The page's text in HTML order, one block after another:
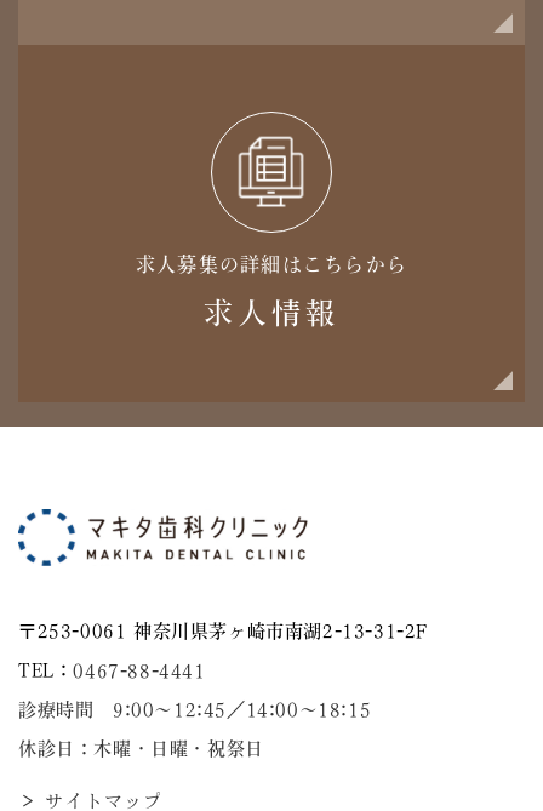
求人募集の詳細はこちらから
求人情報
〒253-0061 神奈川県茅ヶ崎市南湖2-13-31-2F
TEL：0467-88-4441
診療時間 9:00～12:45／14:00〜18:15
休診日：木曜・日曜・祝祭日
＞ サイトマップ